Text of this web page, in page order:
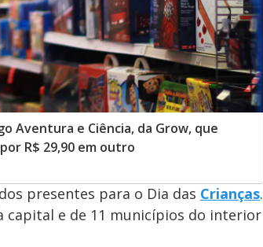
Aventura e Ciência, da Grow, que
R$ 29,90 em outro
presentes para o Dia das Crianças.
capital e de 11 municípios do interior